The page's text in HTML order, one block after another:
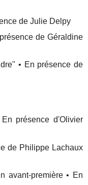
de Julie Delpy
de Géraldine
• En présence de
présence d'Olivier
de Philippe Lachaux
avant-première • En